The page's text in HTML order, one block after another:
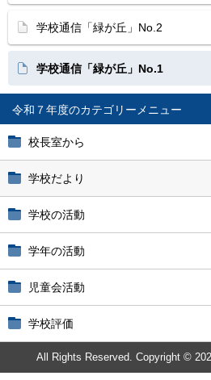
令和７年度
校長室から
学校だより
学校の活動
学年の活動
児童会活動
学校評価
学校通信「緑が丘」No.2
学校通信「緑が丘」No.1
All Rights Reserved. Copyright ©